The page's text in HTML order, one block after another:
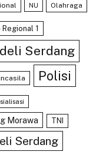
NU Olahraga
1
Serdang
Polisi
Morawa TNI
Serdang